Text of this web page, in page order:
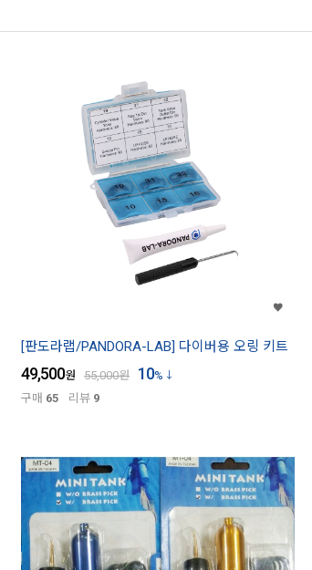
[판도라랩/PANDORA-LAB] 다이버용 오링 키트
49,500원 55,000원 10%
구매 65 리뷰 9